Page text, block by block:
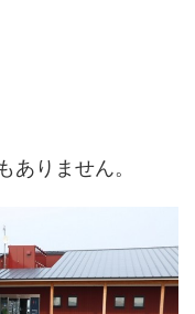
ありません。